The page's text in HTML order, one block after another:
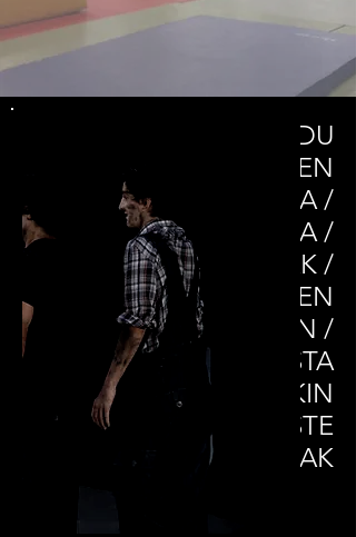
MUGIMENDU
AKROBATIKAREN
IDAZKERA /
ANTZEZLANA /
ANTZEZLEAK /
ANTZERKIAK / SORMEN
LANAK BIZITZAN /
ARTISTA
PROFESIONALEKIN
TOPAKETAK / BESTE
DIZIPLINAEKIN TRUKEAK